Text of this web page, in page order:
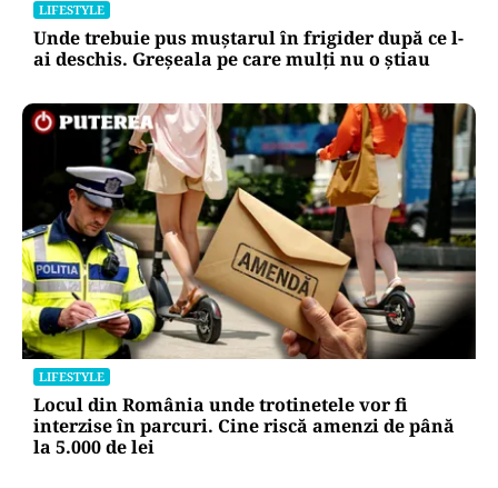
LIFESTYLE
Unde trebuie pus muștarul în frigider după ce l-
ai deschis. Greșeala pe care mulți nu o știau
LIFESTYLE
Locul din România unde trotinetele vor fi
interzise în parcuri. Cine riscă amenzi de până
la 5.000 de lei